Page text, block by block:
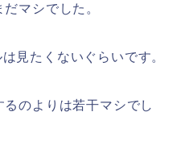
マシでした。
見たくないぐらいです。
のよりは若干マシでし